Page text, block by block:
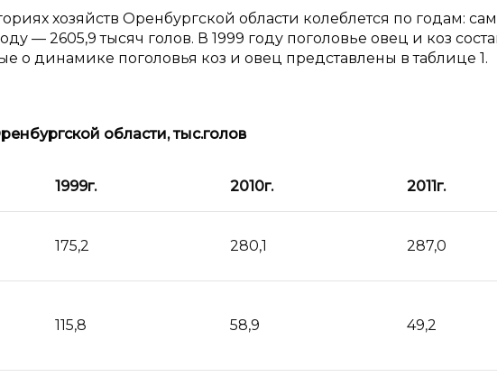
хозяйств Оренбургской области колеблется по годам:
— 2605,9 тысяч голов. В 1999 году поголовье овец и коз
о динамике поголовья коз и овец представлены в таблице 1.
области, тыс.голов
1999г. 2010г. 2011г.
175,2 280,1 287,0
115,8 58,9 49,2